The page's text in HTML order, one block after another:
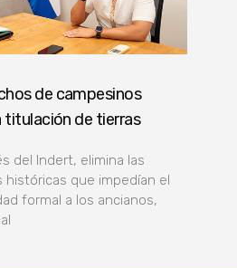
de campesinos
titulación de tierras
del Indert, elimina las
históricas que impedían el
formal a los ancianos,